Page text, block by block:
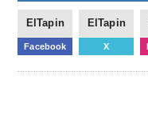
ElTapin
Facebook
ElTapin
X